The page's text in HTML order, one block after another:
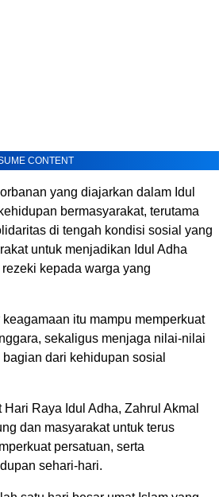
CONTENT
yang diajarkan dalam Idul
bermasyarakat, terutama
di tengah kondisi sosial yang
untuk menjadikan Idul Adha
kepada warga yang
itu mampu memperkuat
sekaligus menjaga nilai-nilai
dari kehidupan sosial
Raya Idul Adha, Zahrul Akmal
dan masyarakat untuk terus
persatuan, serta
sehari-hari.